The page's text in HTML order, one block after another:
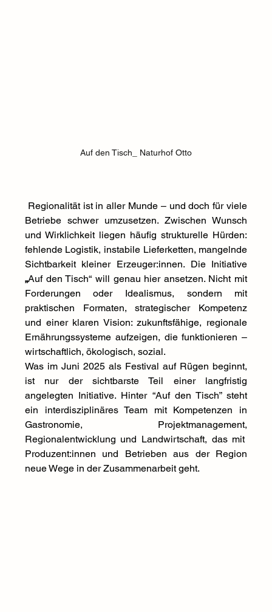
Auf den Tisch_ Naturhof Otto
Regionalität ist in aller Munde – und doch für viele
Betriebe schwer umzusetzen. Zwischen Wunsch
und Wirklichkeit liegen häufig strukturelle Hürden:
fehlende Logistik, instabile Lieferketten, mangelnde
„Auf den Tisch“ will genau hier ansetzen. Nicht mit
Forderungen oder Idealismus, sondern mit
praktischen Formaten, strategischer Kompetenz
und einer klaren Vision: zukunftsfähige, regionale
Ernährungssysteme aufzeigen, die funktionieren –
wirtschaftlich, ökologisch, sozial.
Was im Juni 2025 als Festival auf Rügen beginnt,
ist nur der sichtbarste Teil einer langfristig
angelegten Initiative. Hinter “Auf den Tisch” steht
ein interdisziplinäres Team mit Kompetenzen in
Gastronomie, Projektmanagement,
Regionalentwicklung und Landwirtschaft, das mit
Produzent:innen und Betrieben aus der Region
neue Wege in der Zusammenarbeit geht.